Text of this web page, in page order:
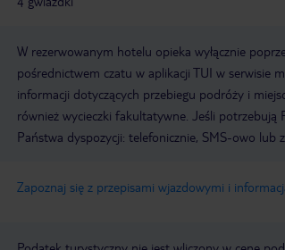
W rezerwowanym hotelu opieka wyłącznie
pośrednictwem czatu w aplikacji TUI w serwisie
informacji dotyczących przebiegu podróży i
również wycieczki fakultatywne. Jeśli
Państwa dyspozycji: telefonicznie, SMS-owo lub
Zapoznaj się z przepisami wjazdowymi i